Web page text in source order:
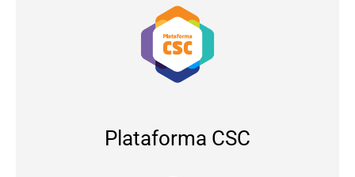
Plataforma CSC